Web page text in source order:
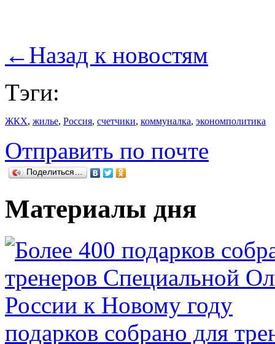
← Назад к новостям
Тэги:
ЖКХ, жилье, Россия, счетчики, коммуналка, экономполитика
Отправить по почте
Поделиться…
Материалы дня
подарков собрано для